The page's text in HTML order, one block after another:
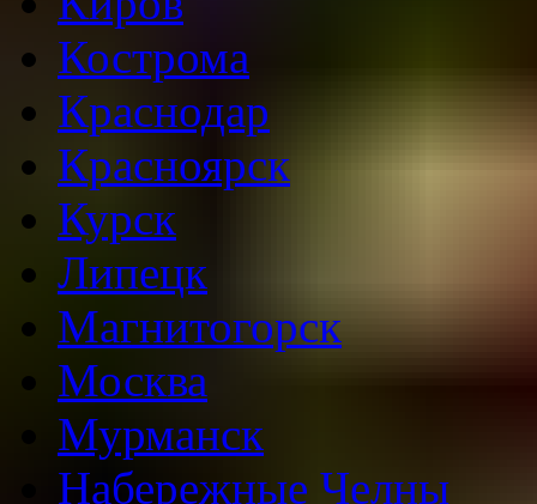
Кострома
Краснодар
Красноярск
Курск
Липецк
Магнитогорск
Москва
Мурманск
Набережные Челны